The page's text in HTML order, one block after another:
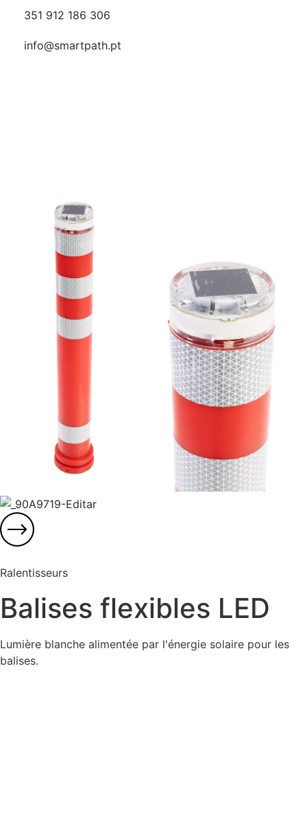
351 912 186 306
info@smartpath.pt
Ralentisseurs
Balises flexibles LED
Lumière blanche alimentée par l'énergie solaire pour les
balises.